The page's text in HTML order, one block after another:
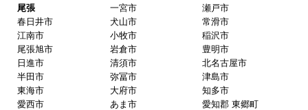
尾張
一宮市
瀬戸市
春日井市
犬山市
常滑市
江南市
小牧市
稲沢市
尾張旭市
岩倉市
豊明市
日進市
清須市
北名古屋市
半田市
弥冨市
津島市
東海市
大府市
知多市
愛西市
あま市
愛知郡 東郷町